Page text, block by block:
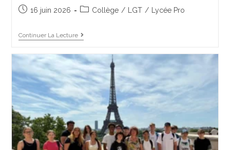
16 juin 2026 Collège / LGT / Lycée Pro
Continuer La Lecture
Continuer La Lecture